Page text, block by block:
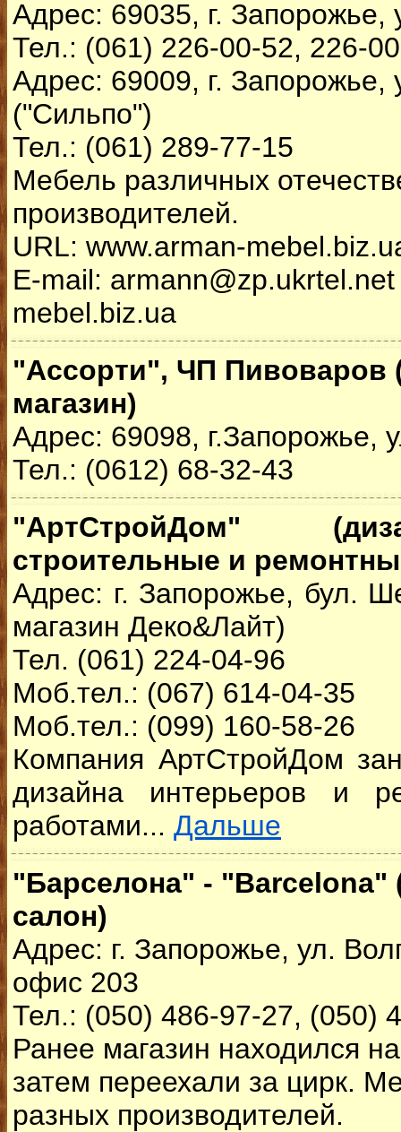
Адрес: 69035, г. Запорожье,
Тел.: (061) 226-00-52, 226-
Адрес: 69009, г. Запорожье,
("Сильпо")
Тел.: (061) 289-77-15
Мебель различных
производителей.
URL: www.arman-
E-mail:
mebel.biz.ua
"Ассорти", ЧП Пивоваров
магазин)
Адрес: 69098, г.Запорожье,
Тел.: (0612) 68-32-43
"АртСтройДом"
строительные и
Адрес: г. Запорожье, бул.
магазин Деко&Лайт)
Тел. (061) 224-04-96
Моб.тел.: (067) 614-04-35
Моб.тел.: (099) 160-58-26
Компания АртСтройДом
дизайна интерьеров и
работами... Дальше
"Барселона" - "Barcelona"
салон)
Адрес: г. Запорожье, ул.
офис 203
Тел.: (050) 486-97-27, (050)
Ранее магазин находился
затем переехали за цирк.
разных производителей.